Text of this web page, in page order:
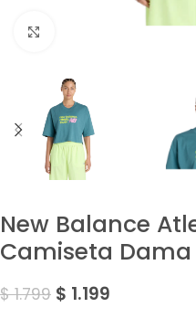
New Balance
Camiseta Dama
$1.799 $ 1.199